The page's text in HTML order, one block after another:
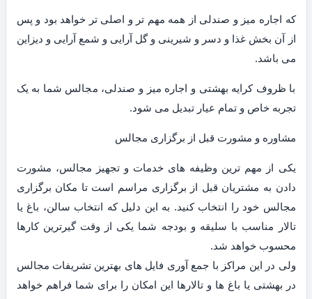
که اجاره میز و صندلی از همه مهم تر و اصلی تر خواهد بود و پس
از آن بخش غذا و دسر و شیرینی و گل آرایی و شمع آرایی و دیزاین
می باشد.
با ظروف کرایه بهشتی و اجاره میز و صندلی، مجالس شما به یک
تجربه خاص و تمام عیار تبدیل می شود.
مشاوره و مشورت قبل از برگزاری مجالس
یکی از مهم ترین وظیفه های خدمات و تجهیز مجالس، مشورت
دادن به مشتریان قبل از برگزاری مراسم است تا مکان برگزاری
مجالس خود را انتخاب کنید. به این دلیل که انتخاب سالن، باغ یا
تالار مناسب با سلیقه و بودجه شما یکی از وقت گیرترین کارها
محسوب خواهد شد.
ولی در این مراکز با جمع آوری فایل های بهترین تشریفات مجالس
در بهشتی یا باغ ها و تالارها این امکان را برای شما فراهم خواهد